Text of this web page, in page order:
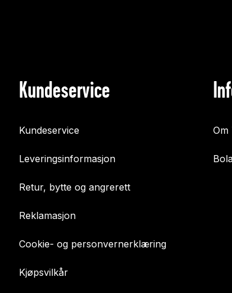
Kundeservice
Kundeservice
Leveringsinformasjon
Retur, bytte og angrerett
Reklamasjon
Cookie- og personvernerklæring
Kjøpsvilkår
Om